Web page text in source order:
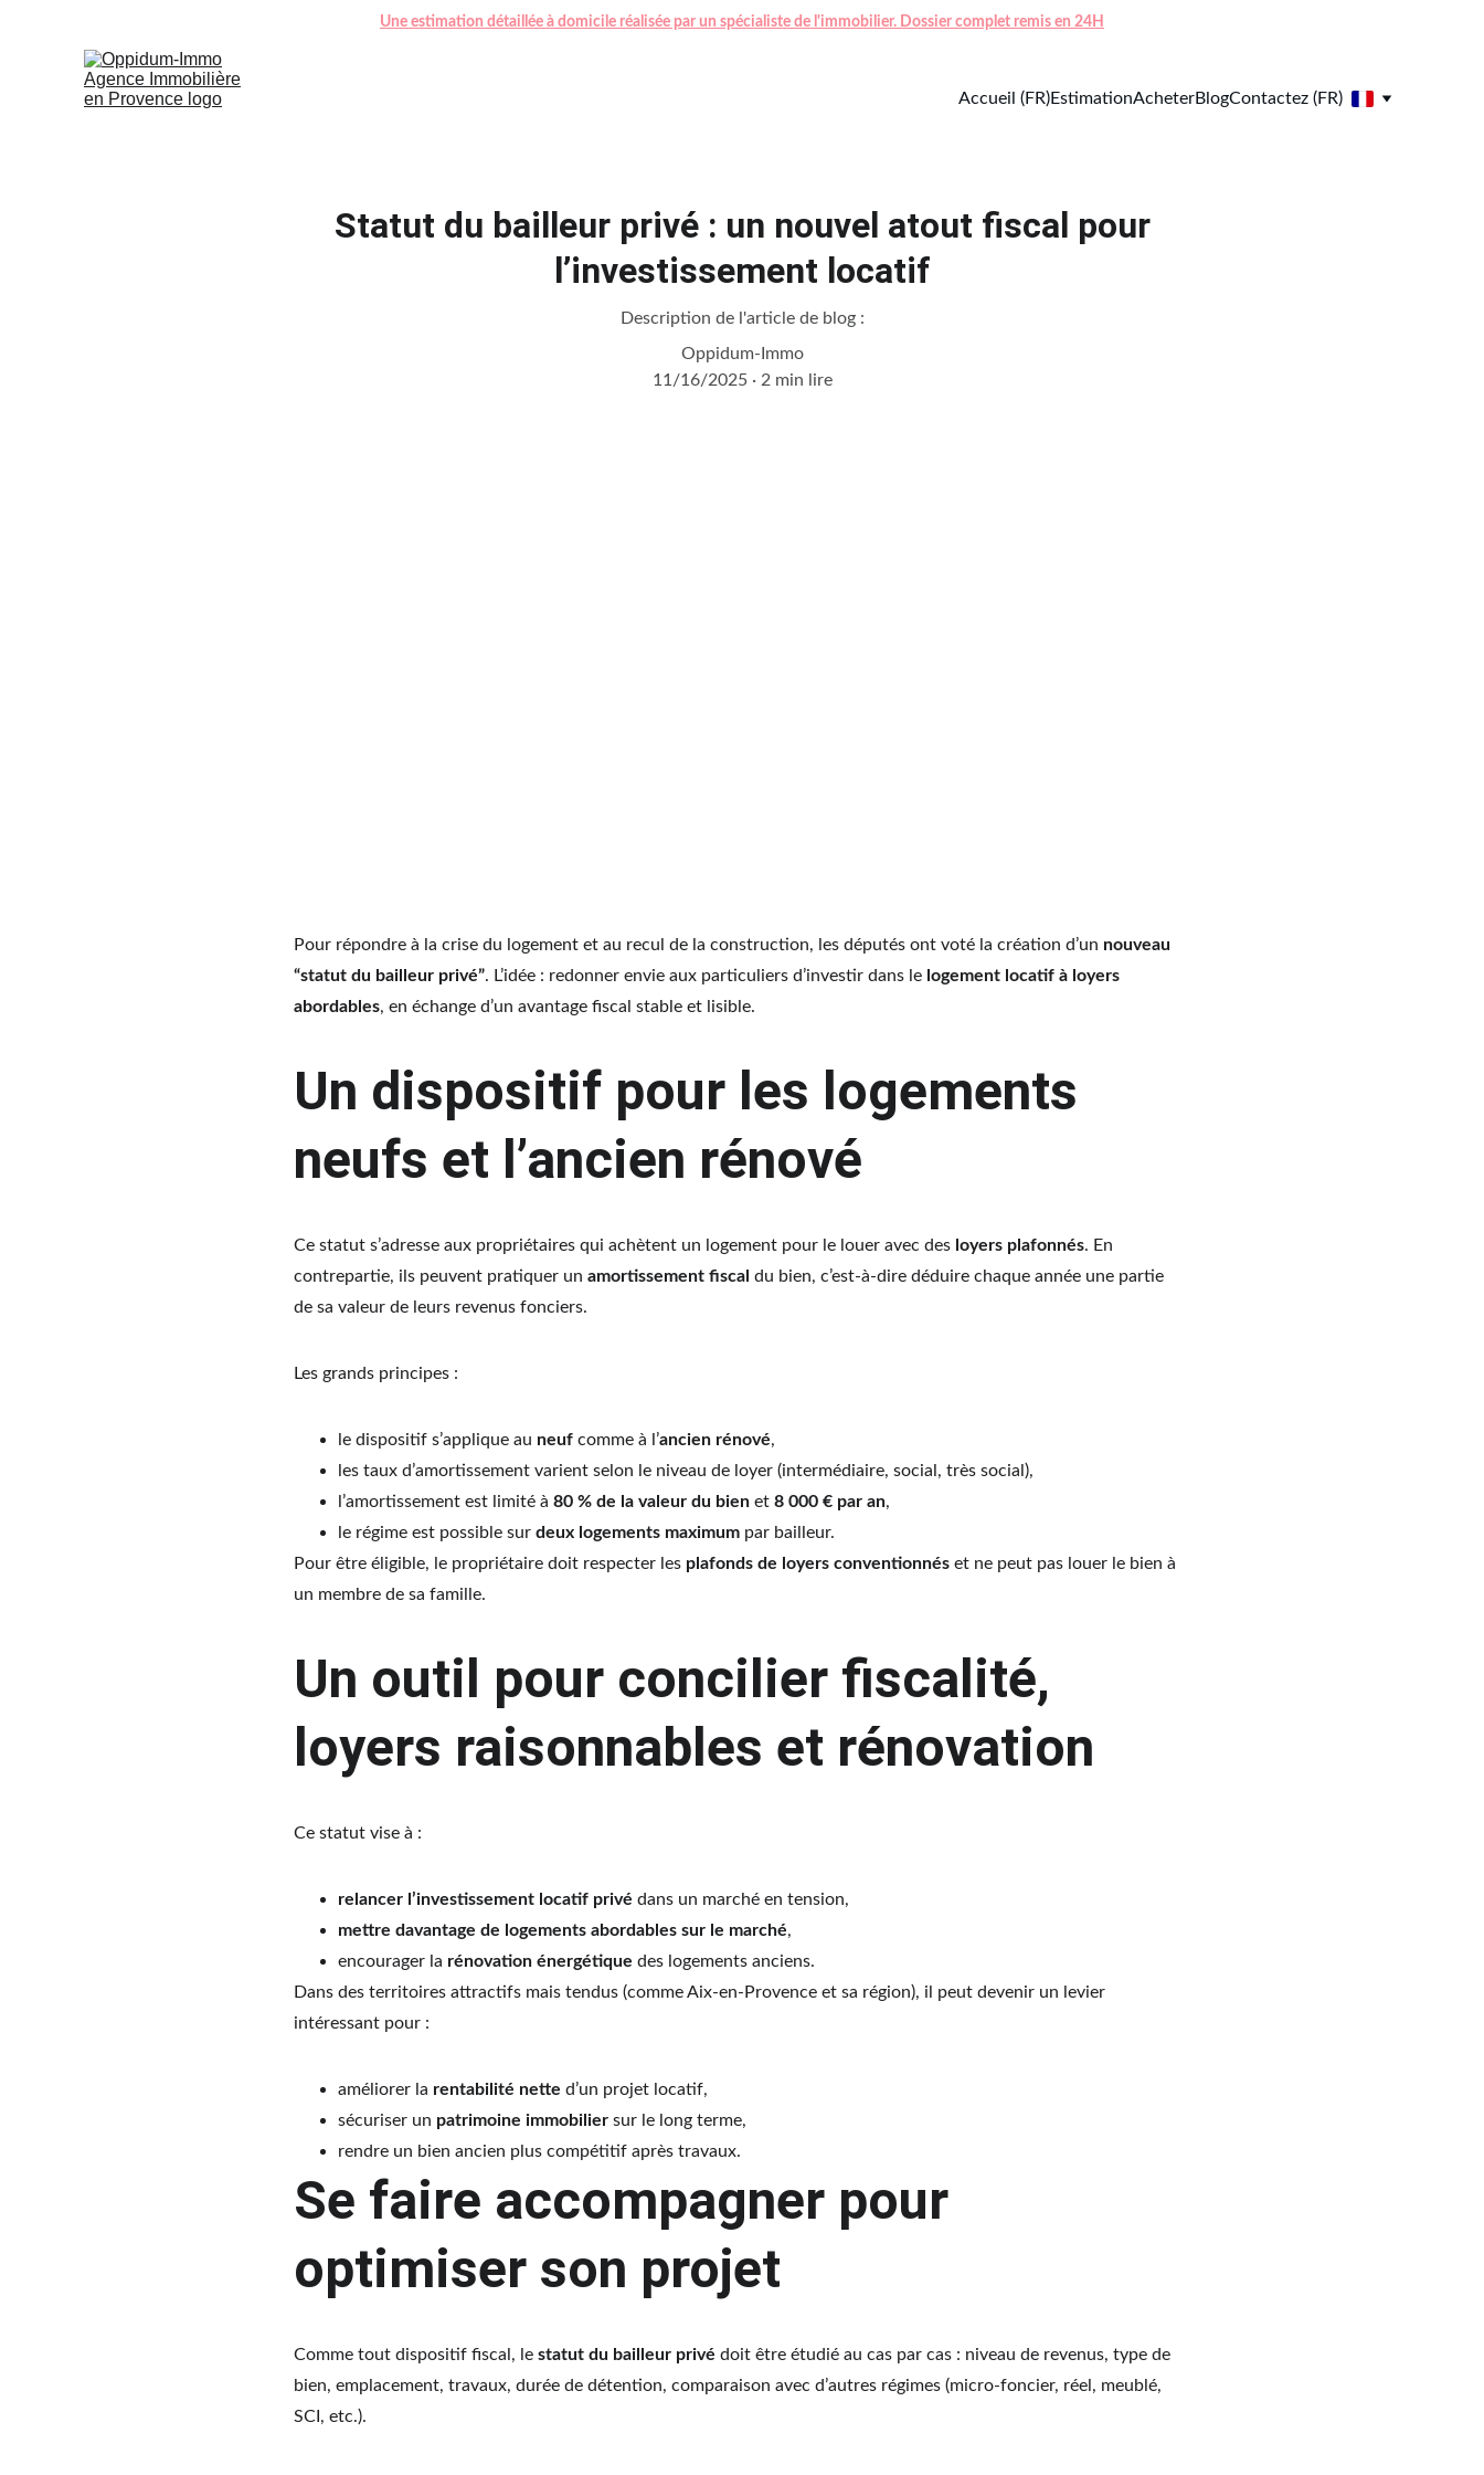
Une estimation détaillée à domicile réalisée par un spécialiste de l'immobilier. Dossier complet remis en 24H
Accueil (FR)EstimationAcheterBlogContactez (FR)
Statut du bailleur privé : un nouvel atout fiscal pour
l’investissement locatif
Description de l'article de blog :
Oppidum-Immo
11/16/2025
2 min lire
Pour répondre à la crise du logement et au recul de la construction, les députés ont voté la création d’un nouveau
“statut du bailleur privé”. L’idée : redonner envie aux particuliers d’investir dans le logement locatif à loyers
abordables, en échange d’un avantage fiscal stable et lisible.
Un dispositif pour les logements
neufs et l’ancien rénové
Ce statut s’adresse aux propriétaires qui achètent un logement pour le louer avec des loyers plafonnés. En
contrepartie, ils peuvent pratiquer un amortissement fiscal du bien, c’est-à-dire déduire chaque année une partie
de sa valeur de leurs revenus fonciers.
Les grands principes :
le dispositif s’applique au neuf comme à l’ancien rénové,
les taux d’amortissement varient selon le niveau de loyer (intermédiaire, social, très social),
l’amortissement est limité à 80 % de la valeur du bien et 8 000 € par an,
le régime est possible sur deux logements maximum par bailleur.
Pour être éligible, le propriétaire doit respecter les plafonds de loyers conventionnés et ne peut pas louer le bien à
un membre de sa famille.
Un outil pour concilier fiscalité,
loyers raisonnables et rénovation
Ce statut vise à :
relancer l’investissement locatif privé dans un marché en tension,
mettre davantage de logements abordables sur le marché,
encourager la rénovation énergétique des logements anciens.
Dans des territoires attractifs mais tendus (comme Aix-en-Provence et sa région), il peut devenir un levier
intéressant pour :
améliorer la rentabilité nette d’un projet locatif,
sécuriser un patrimoine immobilier sur le long terme,
rendre un bien ancien plus compétitif après travaux.
Se faire accompagner pour
optimiser son projet
Comme tout dispositif fiscal, le statut du bailleur privé doit être étudié au cas par cas : niveau de revenus, type de
bien, emplacement, travaux, durée de détention, comparaison avec d’autres régimes (micro-foncier, réel, meublé,
SCI, etc.).